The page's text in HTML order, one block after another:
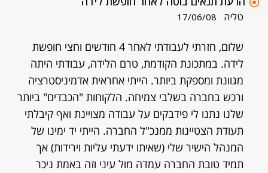
טליה 17/06/08
שלום, חזרתי לעבודתי לאחר 4 חודשים וחצי חופשת
לידה. במתכונת הקודמת, טרם הלידה, עבודתי היתה
מגוונת ומספקת ביותר. הייתי אחראית אדמיניסטרציה
ורכש בחברה בשלבי צמיחה. הלקוחות "הכבדים" ביותר
שלנו נתנו לי פידבקים על עבודה מצויינת ואף קיבלתי
תעודת הצטיינות ממנכ"ל החברה. הייתי יד ימינו של
המנהל הישיר שלי (שאיתו ידעתי עליות וירידות) אך
תמיד טובת החברה עמדה מול עיני וזה באמת ניכר